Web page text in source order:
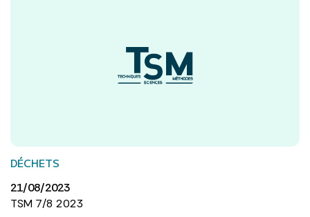
DÉCHETS
21/08/2023
TSM 7/8 2023